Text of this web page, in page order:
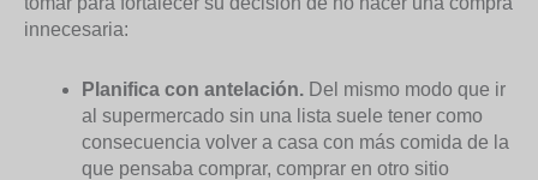
innecesaria:
Planifica con antelación. Del mismo modo que ir
al supermercado sin una lista suele tener como
consecuencia volver a casa con más comida de la
que pensaba comprar, comprar en otro sitio